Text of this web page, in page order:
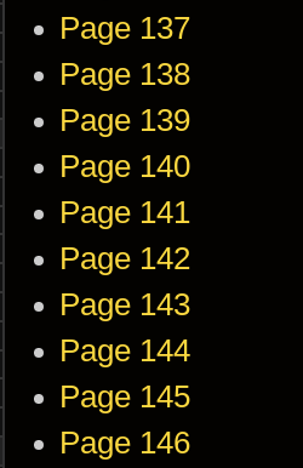
Page 137
Page 138
Page 139
Page 140
Page 141
Page 142
Page 143
Page 144
Page 145
Page 146